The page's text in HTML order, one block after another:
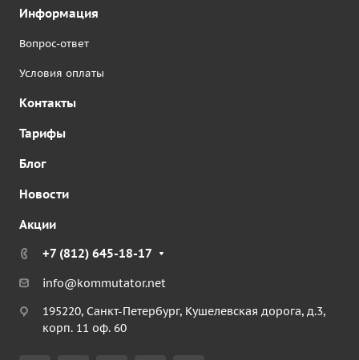
Информация
Вопрос-ответ
Условия оплаты
Контакты
Тарифы
Блог
Новости
Акции
+7 (812) 645-18-17
info@kommutator.net
195220, Санкт-Петербург, Кушелевская дорога, д.3,
корп. 11 оф. 60